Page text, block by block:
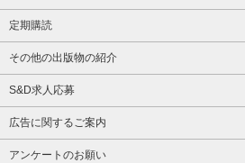
定期購読
その他の出版物の紹介
S&D求人応募
広告に関するご案内
アンケートのお願い